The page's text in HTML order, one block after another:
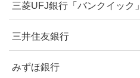
三菱UFJ銀行「バンクイック」
三井住友銀行
みずほ銀行